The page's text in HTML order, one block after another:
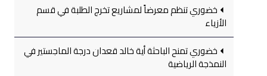
خضوري تنظم معرضاً لمشاريع تخرج الطلبة في قسم
الأزياء
خضوري تمنح الباحثة أية خالد قعدان درجة الماجستير في
النمذجة الرياضية